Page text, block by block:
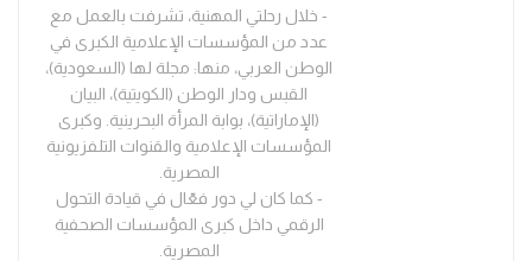
- خلال رحلتي المهنية، تشرفت بالعمل مع
عدد من المؤسسات الإعلامية الكبرى في
الوطن العربي، منها: مجلة لها (السعودية)،
القبس ودار الوطن (الكويتية)، البيان
(الإماراتية)، بوابة المرأة البحرينية. وكبرى
المؤسسات الإعلامية والقنوات التلفزيونية
المصرية.
- كما كان لي دور فعّال في قيادة التحول
الرقمي داخل كبرى المؤسسات الصحفية
المصرية.